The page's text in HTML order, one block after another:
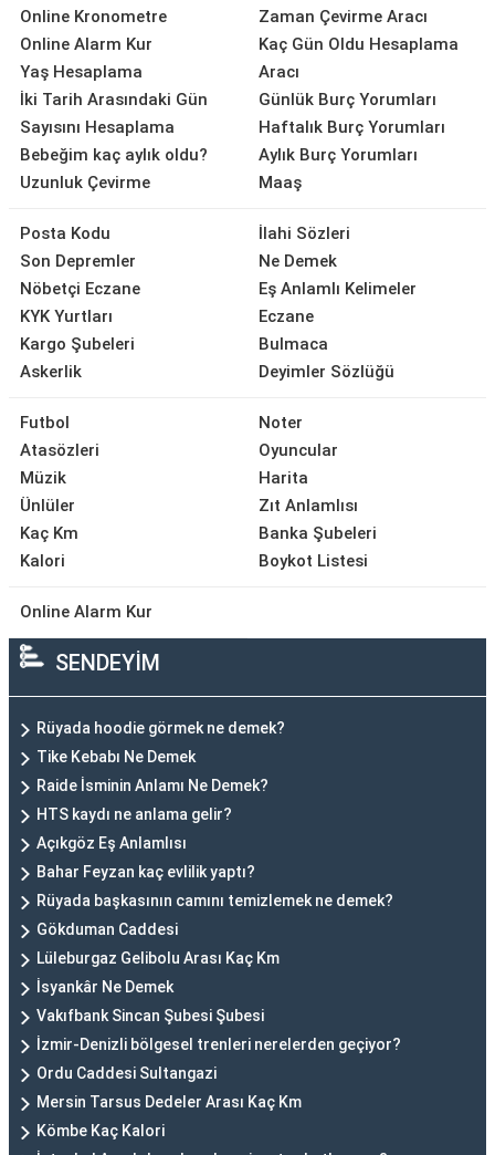
Online Kronometre
Online Alarm Kur
Yaş Hesaplama
İki Tarih Arasındaki Gün
Sayısını Hesaplama
Bebeğim kaç aylık oldu?
Uzunluk Çevirme
Zaman Çevirme Aracı
Kaç Gün Oldu Hesaplama
Aracı
Günlük Burç Yorumları
Haftalık Burç Yorumları
Aylık Burç Yorumları
Maaş
Posta Kodu
Son Depremler
Nöbetçi Eczane
KYK Yurtları
Kargo Şubeleri
Askerlik
İlahi Sözleri
Ne Demek
Eş Anlamlı Kelimeler
Eczane
Bulmaca
Deyimler Sözlüğü
Futbol
Atasözleri
Müzik
Ünlüler
Kaç Km
Kalori
Noter
Oyuncular
Harita
Zıt Anlamlısı
Banka Şubeleri
Boykot Listesi
Online Alarm Kur
SENDEYİM
Rüyada hoodie görmek ne demek?
Tike Kebabı Ne Demek
Raide İsminin Anlamı Ne Demek?
HTS kaydı ne anlama gelir?
Açıkgöz Eş Anlamlısı
Bahar Feyzan kaç evlilik yaptı?
Rüyada başkasının camını temizlemek ne demek?
Gökduman Caddesi
Lüleburgaz Gelibolu Arası Kaç Km
İsyankâr Ne Demek
Vakıfbank Sincan Şubesi Şubesi
İzmir-Denizli bölgesel trenleri nerelerden geçiyor?
Ordu Caddesi Sultangazi
Mersin Tarsus Dedeler Arası Kaç Km
Kömbe Kaç Kalori